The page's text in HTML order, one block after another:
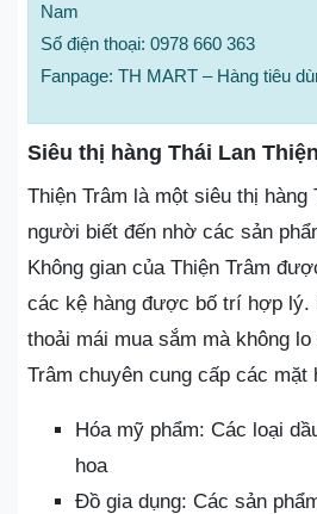
Nam
Số điện thoại: 0978 660 363
Fanpage: TH MART – Hàng tiêu
Siêu thị hàng Thái Lan
Thiện Trâm là một siêu thị
người biết đến nhờ các sản
Không gian của Thiện Trâm
các kệ hàng được bố trí hợp lý.
thoải mái mua sắm mà không
Trâm chuyên cung cấp các mặt
Hóa mỹ phẩm: Các loại
hoa
Đồ gia dụng: Các sản